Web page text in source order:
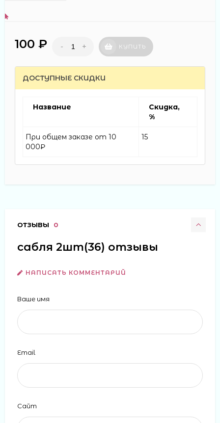
100 ₽ - + КУПИТЬ
ДОСТУПНЫЕ СКИДКИ
Название
Скидка,
%
При общем заказе от 10
000₽
15
ОТЗЫВЫ 0
сабля 2шт(36) отзывы
НАПИСАТЬ КОММЕНТАРИЙ
Ваше имя
Email
Сайт